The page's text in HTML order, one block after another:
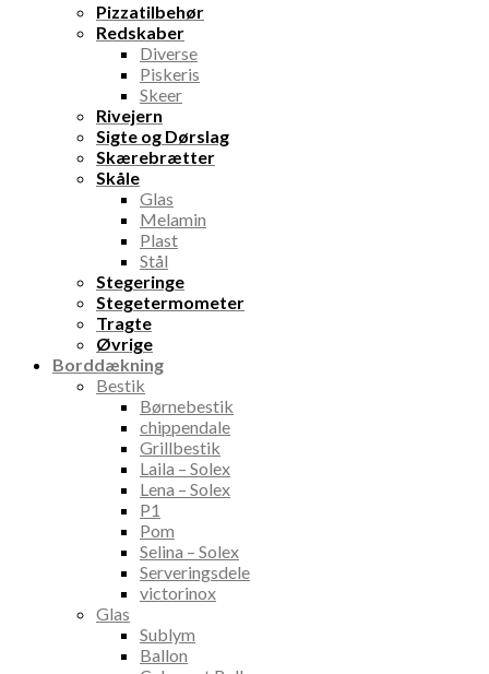
Pizzatilbehør
Redskaber
Diverse
Piskeris
Skeer
Rivejern
Sigte og Dørslag
Skærebrætter
Skåle
Glas
Melamin
Plast
Stål
Stegeringe
Stegetermometer
Tragte
Øvrige
Borddækning
Bestik
Børnebestik
chippendale
Grillbestik
Laila – Solex
Lena – Solex
P1
Pom
Selina – Solex
Serveringsdele
victorinox
Glas
Sublym
Ballon